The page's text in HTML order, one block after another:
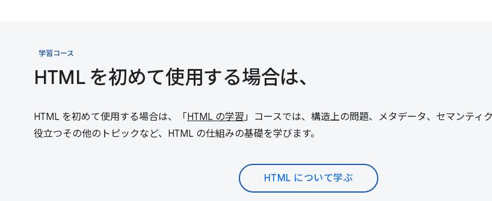
学習コース
HTML を初めて使用する場合は、
HTML を初めて使用する場合は、「 HTML の学習」コースでは、構造上の問題、メタデータ、セマンティ
役立つその他のトピックなど、HTML の仕組みの基礎を学びます。
HTML について学ぶ